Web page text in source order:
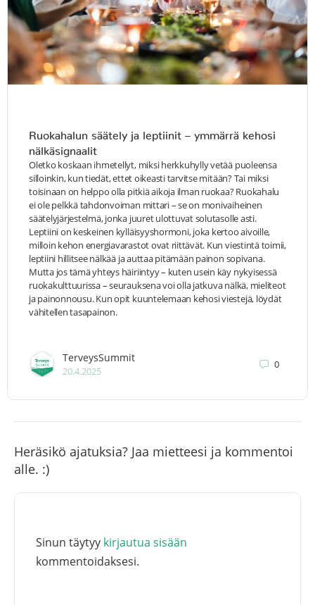
Ruokahalun säätely ja leptiinit – ymmärrä kehosi
nälkäsignaalit
Oletko koskaan ihmetellyt, miksi herkkuhylly vetää puoleensa
silloinkin, kun tiedät, ettet oikeasti tarvitse mitään? Tai miksi
toisinaan on helppo olla pitkiä aikoja ilman ruokaa? Ruokahalu
ei ole pelkkä tahdonvoiman mittari – se on monivaiheinen
säätelyjärjestelmä, jonka juuret ulottuvat solutasolle asti.
Leptiini on keskeinen kylläisyyshormoni, joka kertoo aivoille,
milloin kehon energiavarastot ovat riittävät. Kun viestintä toimii,
leptiini hillitsee nälkää ja auttaa pitämään painon sopivana.
Mutta jos tämä yhteys häiriintyy – kuten usein käy nykyisessä
ruokakulttuurissa – seurauksena voi olla jatkuva nälkä, mieliteot
ja painonnousu. Kun opit kuuntelemaan kehosi viestejä, löydät
vähitellen tasapainon.
TerveysSummit
20.4.2025
0
Heräsikö ajatuksia? Jaa mietteesi ja kommentoi
alle. :)
Sinun täytyy kirjautua sisään
kommentoidaksesi.